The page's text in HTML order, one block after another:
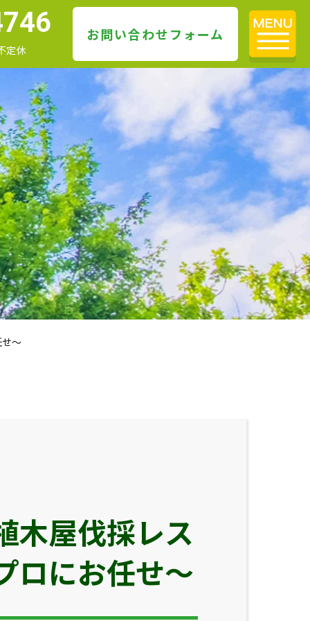
定休
お問い合わせフォーム
～
木屋伐採レス
ロにお任せ～